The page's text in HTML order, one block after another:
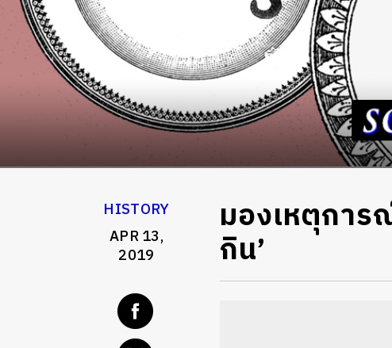
HISTORY
APR 13,
2019
มองเหตุการ
กิน’